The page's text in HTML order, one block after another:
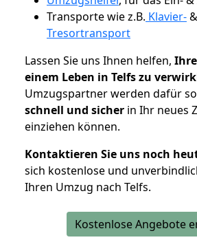
Transporte wie z.B. Klavier-&
Tresortransport
Lassen Sie uns Ihnen helfen,
einem Leben in Telfs zu
Umzugspartner werden dafür
schnell und sicher in Ihr neues
einziehen können.
Kontaktieren Sie uns noch
sich kostenlose und
Ihren Umzug nach Telfs.
Kostenlose Angebote